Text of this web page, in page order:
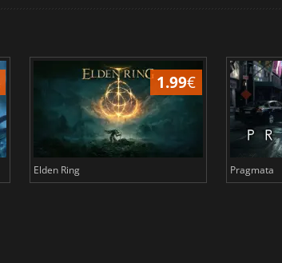
1.99€
Elden Ring Pragmata